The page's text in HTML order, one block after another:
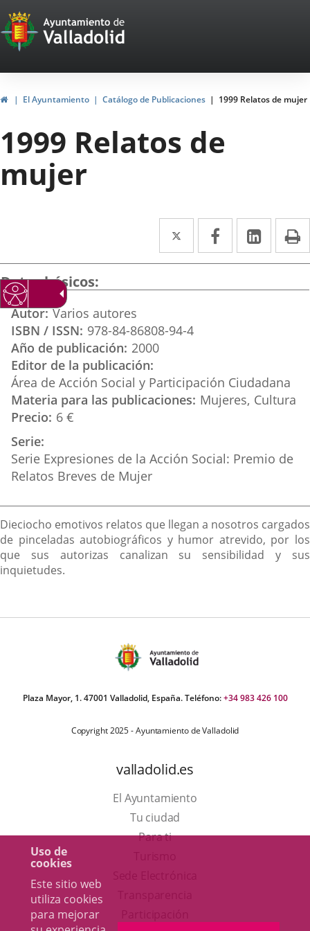
Uso de
cookies
Este sitio web
utiliza cookies
para mejorar
Portal
Web
del
Ayuntamiento
de
Valladolid
InicioEl Ayuntamiento Catálogo de Publicaciones 1999 Relatos de mujer
1999 Relatos de
mujer
Twitter
Enlace
a
externa.
Facebook
Enlace
a
Enlace
a
Datos básicos
Autor Varios autores
ISBN / ISSN 978-84-86808-94-4
Año de publicación 2000
Editor de la publicación
Área de Acción Social y Participación Ciudadana
Materia para las publicaciones Mujeres Cultura
Precio 6 €
Serie
Serie Expresiones de la Acción Social: Premio de
Relatos Breves de Mujer
Descripción
Dieciocho emotivos relatos que llegan a nosotros cargados
de pinceladas autobiográficos y humor atrevido, por los
que sus autorizas canalizan su sensibilidad y sus
inquietudes.
Plaza Mayor, 1. 47001 Valladolid, España. Teléfono:+34 983 426 100
Copyright 2025 - Ayuntamiento de Valladolid
valladolid.es
El Ayuntamiento
Tu ciudad
Para ti